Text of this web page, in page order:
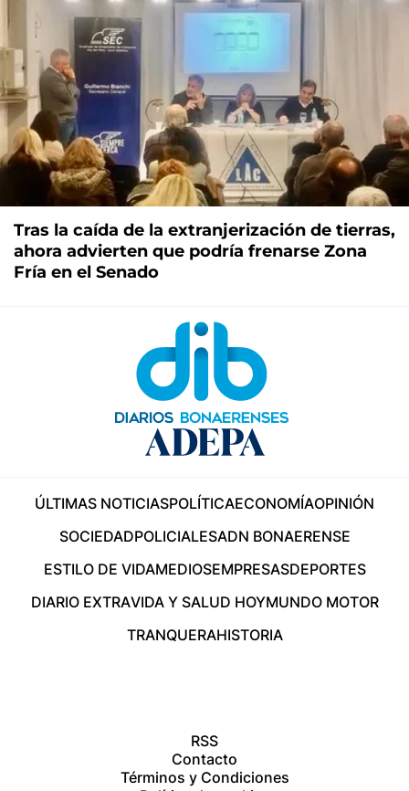
Tras la caída de la extranjerización de tierras,
ahora advierten que podría frenarse Zona
Fría en el Senado
ÚLTIMAS NOTICIASPOLÍTICAECONOMÍAOPINIÓN
SOCIEDADPOLICIALESADN BONAERENSE
ESTILO DE VIDAMEDIOSEMPRESASDEPORTES
DIARIO EXTRAVIDA Y SALUD HOYMUNDO MOTOR
TRANQUERAHISTORIA
RSS
Contacto
Términos y Condiciones